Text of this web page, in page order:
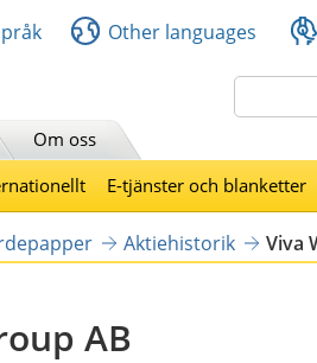
Other languages
Om oss
E-tjänster och blanketter
Aktiehistorik Viva
AB